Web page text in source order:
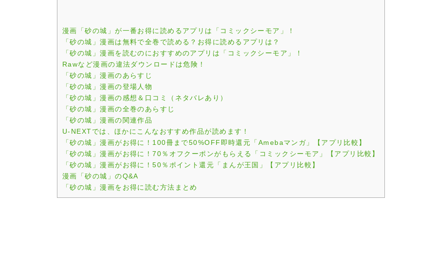
漫画「砂の城」が一番お得に読めるアプリは「コミックシーモア」！
「砂の城」漫画は無料で全巻で読める？お得に読めるアプリは？
「砂の城」漫画を読むのにおすすめのアプリは「コミックシーモア」！
Rawなど漫画の違法ダウンロードは危険！
「砂の城」漫画のあらすじ
「砂の城」漫画の登場人物
「砂の城」漫画の感想＆口コミ（ネタバレあり）
「砂の城」漫画の全巻のあらすじ
「砂の城」漫画の関連作品
U-NEXTでは、ほかにこんなおすすめ作品が読めます！
「砂の城」漫画がお得に！100冊まで50%OFF即時還元「Amebaマンガ」【アプリ比較】
「砂の城」漫画がお得に！70％オフクーポンがもらえる「コミックシーモア」【アプリ比較】
「砂の城」漫画がお得に！50％ポイント還元「まんが王国」【アプリ比較】
漫画「砂の城」のQ&A
「砂の城」漫画をお得に読む方法まとめ